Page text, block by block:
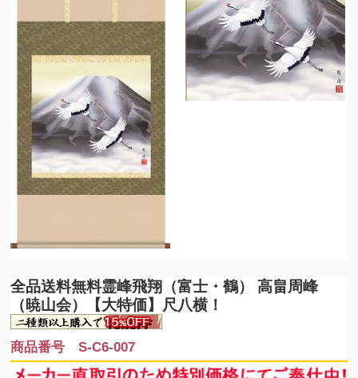
全品送料無料霊峰飛翔（富士・鶴） 高畠周峰
（暁山会）【大特価】尺八横！
商品番号 S-C6-007